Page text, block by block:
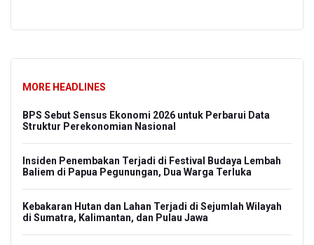
MORE HEADLINES
BPS Sebut Sensus Ekonomi 2026 untuk Perbarui Data
Struktur Perekonomian Nasional
Insiden Penembakan Terjadi di Festival Budaya Lembah
Baliem di Papua Pegunungan, Dua Warga Terluka
Kebakaran Hutan dan Lahan Terjadi di Sejumlah Wilayah
di Sumatra, Kalimantan, dan Pulau Jawa